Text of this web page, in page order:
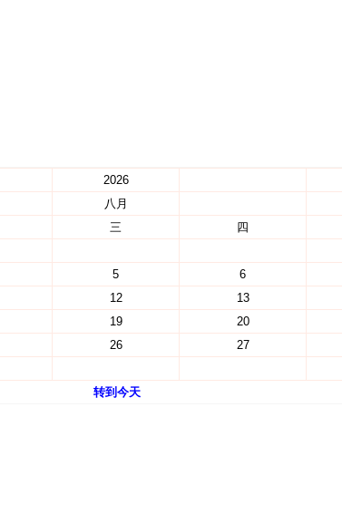
2026
八月
三 四
5 6
12 13
19 20
26 27
转到今天